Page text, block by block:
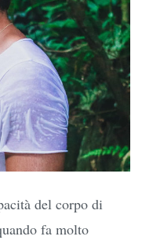
del corpo di
fa molto